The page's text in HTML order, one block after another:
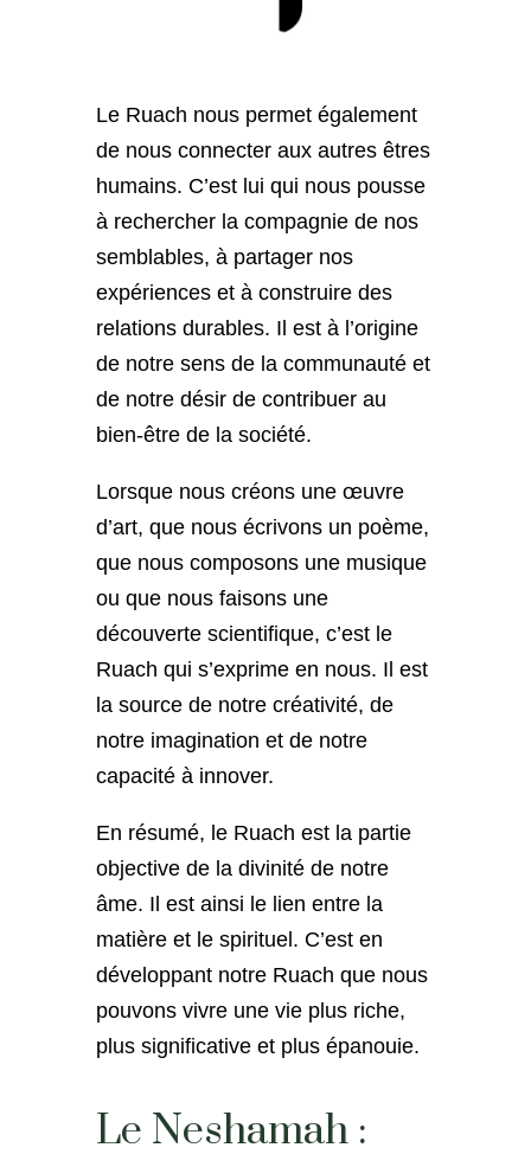
Le Ruach nous permet également
de nous connecter aux autres êtres
humains. C’est lui qui nous pousse
à rechercher la compagnie de nos
semblables, à partager nos
expériences et à construire des
relations durables. Il est à l’origine
de notre sens de la communauté et
de notre désir de contribuer au
bien-être de la société.
Lorsque nous créons une œuvre
d’art, que nous écrivons un poème,
que nous composons une musique
ou que nous faisons une
découverte scientifique, c’est le
Ruach qui s’exprime en nous. Il est
la source de notre créativité, de
notre imagination et de notre
capacité à innover.
En résumé, le Ruach est la partie
objective de la divinité de notre
âme. Il est ainsi le lien entre la
matière et le spirituel. C’est en
développant notre Ruach que nous
pouvons vivre une vie plus riche,
plus significative et plus épanouie.
Le Neshamah :